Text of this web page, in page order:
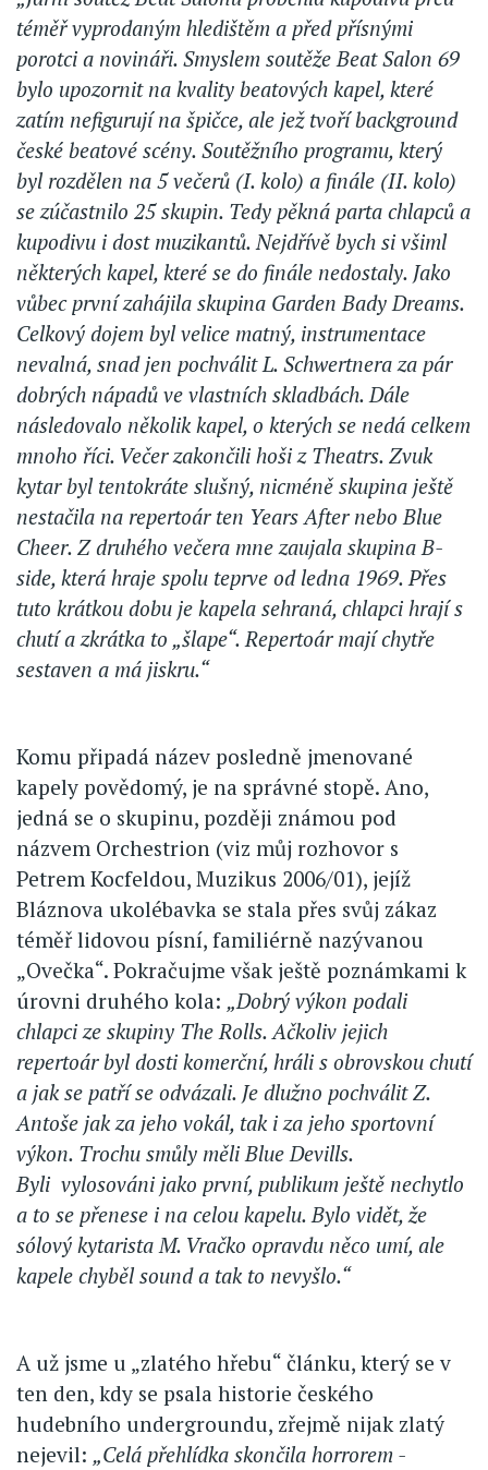
téměř vyprodaným hledištěm a před přísnými
porotci a novináři. Smyslem soutěže Beat Salon 69
bylo upozornit na kvality beatových kapel, které
zatím nefigurují na špičce, ale jež tvoří background
české beatové scény. Soutěžního programu, který
byl rozdělen na 5 večerů (I. kolo) a finále (II. kolo)
se zúčastnilo 25 skupin. Tedy pěkná parta chlapců a
kupodivu i dost muzikantů. Nejdřívě bych si všiml
některých kapel, které se do finále nedostaly. Jako
vůbec první zahájila skupina Garden Bady Dreams.
Celkový dojem byl velice matný, instrumentace
nevalná, snad jen pochválit L. Schwertnera za pár
dobrých nápadů ve vlastních skladbách. Dále
následovalo několik kapel, o kterých se nedá celkem
mnoho říci. Večer zakončili hoši z Theatrs. Zvuk
kytar byl tentokráte slušný, nicméně skupina ještě
nestačila na repertoár ten Years After nebo Blue
Cheer. Z druhého večera mne zaujala skupina B-
side, která hraje spolu teprve od ledna 1969. Přes
tuto krátkou dobu je kapela sehraná, chlapci hrají s
chutí a zkrátka to „šlape“. Repertoár mají chytře
sestaven a má jiskru.“
Komu připadá název posledně jmenované
kapely povědomý, je na správné stopě. Ano,
jedná se o skupinu, později známou pod
názvem Orchestrion (viz můj rozhovor s
Petrem Kocfeldou, Muzikus 2006/01), jejíž
Bláznova ukolébavka se stala přes svůj zákaz
téměř lidovou písní, familiérně nazývanou
„Ovečka“. Pokračujme však ještě poznámkami k
úrovni druhého kola: „Dobrý výkon podali
chlapci ze skupiny The Rolls. Ačkoliv jejich
repertoár byl dosti komerční, hráli s obrovskou chutí
a jak se patří se odvázali. Je dlužno pochválit Z.
Antoše jak za jeho vokál, tak i za jeho sportovní
výkon. Trochu smůly měli Blue Devills.
Byli vylosováni jako první, publikum ještě nechytlo
a to se přenese i na celou kapelu. Bylo vidět, že
sólový kytarista M. Vračko opravdu něco umí, ale
kapele chyběl sound a tak to nevyšlo.“
A už jsme u „zlatého hřebu“ článku, který se v
ten den, kdy se psala historie českého
hudebního undergroundu, zřejmě nijak zlatý
nejevil: „Celá přehlídka skončila horrorem -